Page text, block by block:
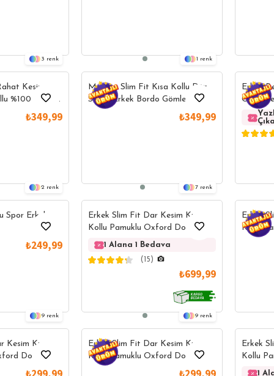
3
Kesim
%100 Pamuk
Yaka Yeşil₺349,99
1
Modern Slim Fit Kısa Kollu Düz
Saten Erkek Bordo Gömlek
₺349,99
Erkek
Doku
Gömlek
2
Spor Erkek
₺249,99
7
Erkek Slim Fit Dar Kesim Kısa
Kollu Pamuklu Oxford Doku
İndigo Düğmeli Yaka Gömlek
1 Alana 1 Bedava
(15)
₺699,99
Erkek
Kollu
Kolay
9
Kısa
Doku
Gömlek
9
Erkek Slim Fit Dar Kesim Kısa
Kollu Pamuklu Oxford Doku Sax
Mavi Düğmeli Yaka Gömlek
Erkek
Kollu
Kolay
1